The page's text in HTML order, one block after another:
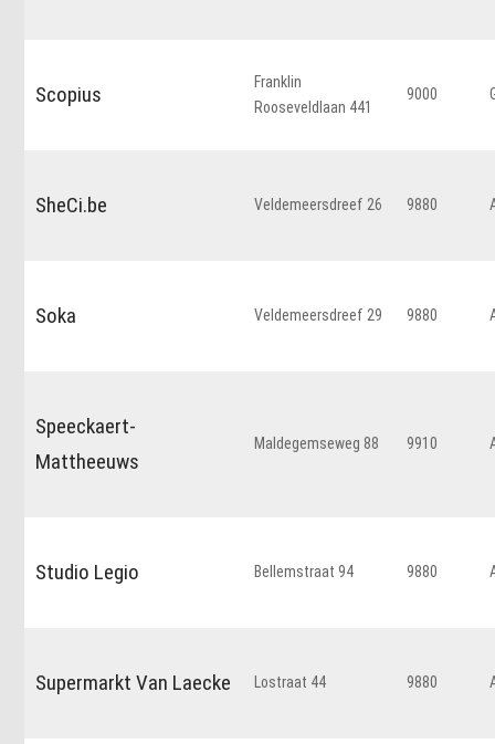
Scopius
Franklin
Rooseveldlaan 441
9000
SheCi.be Veldemeersdreef 26 9880
Soka Veldemeersdreef 29 9880
Speeckaert-
Mattheeuws
Maldegemseweg 88 9910
Studio Legio Bellemstraat 94 9880
Supermarkt Van Laecke Lostraat 44 9880